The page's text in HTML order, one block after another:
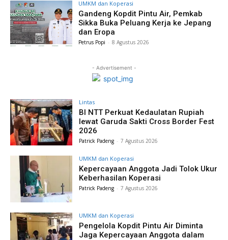
UMKM dan Koperasi
Gandeng Kopdit Pintu Air, Pemkab
Sikka Buka Peluang Kerja ke Jepang
dan Eropa
Petrus Popi - 8 Agustus 2026
- Advertisement -
Lintas
BI NTT Perkuat Kedaulatan Rupiah
lewat Garuda Sakti Cross Border Fest
2026
Patrick Padeng - 7 Agustus 2026
UMKM dan Koperasi
Kepercayaan Anggota Jadi Tolok Ukur
Keberhasilan Koperasi
Patrick Padeng - 7 Agustus 2026
UMKM dan Koperasi
Pengelola Kopdit Pintu Air Diminta
Jaga Kepercayaan Anggota dalam